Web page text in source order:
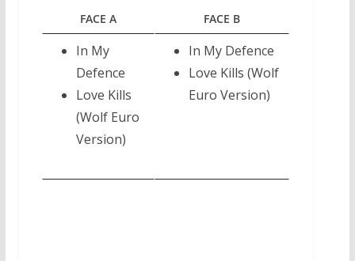
FACE A FACE B
In My
Defence
Love Kills
(Wolf Euro
Version)
In My Defence
Love Kills (Wolf
Euro Version)